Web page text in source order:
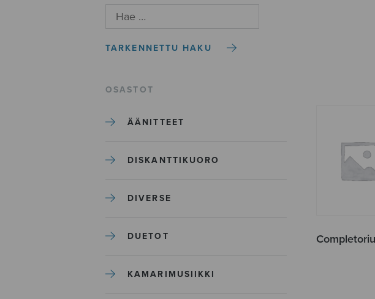
TARKENNETTU HAKU
OSASTOT
ÄÄNITTEET
DISKANTTIKUORO
DIVERSE
DUETOT
KAMARIMUSIIKKI